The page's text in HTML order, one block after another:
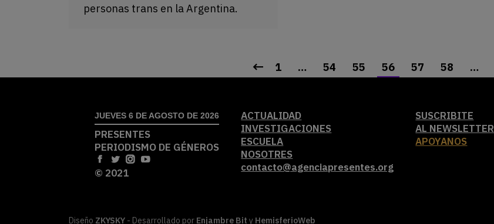
personas trans en la Argentina.
1 … 54 55 56 57 58 …
JUEVES 6 DE AGOSTO DE 2026
PRESENTES
PERIODISMO DE GÉNEROS
© 2021
ACTUALIDAD
INVESTIGACIONES
ESCUELA
NOSOTRES
contacto@agenciapresentes.org
SUSCRIBITE
AL NEWSLETTER
APOYANOS
Diseño ZKYSKY - Desarrollado por Enjambre Bit y HemisferioWeb